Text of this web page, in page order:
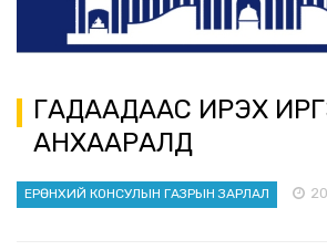
ГАДААДААС ИРЭХ
АНХААРАЛД
ЕРӨНХИЙ КОНСУЛЫН ГАЗРЫН ЗАРЛАЛ